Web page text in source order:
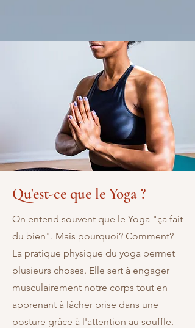
Qu'est-ce que le Yoga ?
On entend souvent que le Yoga "ça fait
du bien". Mais pourquoi? Comment?
La pratique physique du yoga permet
plusieurs choses. Elle sert à engager
musculairement notre corps tout en
apprenant à lâcher prise dans une
posture grâce à l'attention au souffle.